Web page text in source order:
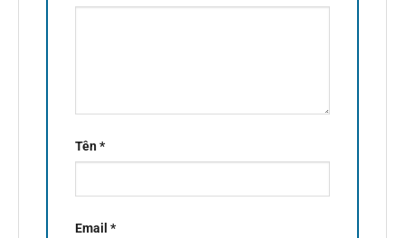
Tên*
Email *